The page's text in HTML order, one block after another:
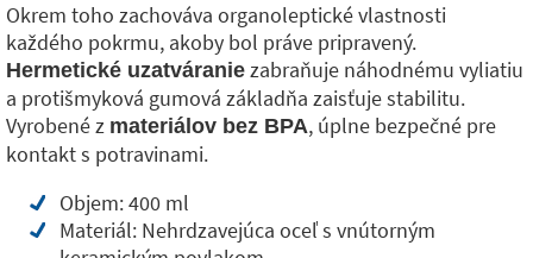
Okrem toho zachováva organoleptické vlastnosti
každého pokrmu, akoby bol práve pripravený.
Hermetické uzatváranie zabraňuje náhodnému vyliatiu
a protišmyková gumová základňa zaisťuje stabilitu.
Vyrobené z materiálov bez BPA, úplne bezpečné pre
kontakt s potravinami.
Objem: 400 ml
Materiál: Nehrdzavejúca oceľ s vnútorným